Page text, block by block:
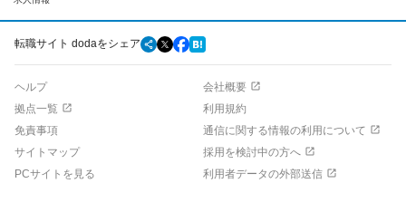
転職サイト dodaをシェア
ヘルプ
会社概要
拠点一覧
利用規約
免責事項
通信に関する情報の利用について
サイトマップ
採用を検討中の方へ
PCサイトを見る
利用者データの外部送信